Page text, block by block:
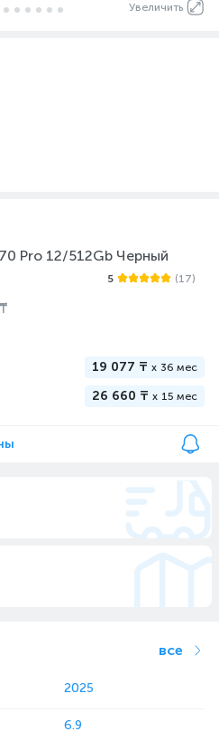
Увеличить
Pro 12/512Gb Черный
5 (17)
19 077 ₸ x 36 мес
26 660 ₸ x 15 мес
все
2025
6.9